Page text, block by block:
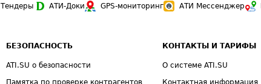
Тендеры АТИ-Доки GPS-мониторинг АТИ Мессенджер
БЕЗОПАСНОСТЬ
ATI.SU о безопасности
Памятка по проверке контрагентов
КОНТАКТЫ И ТАРИФЫ
О системе ATI.SU
Контактная информация